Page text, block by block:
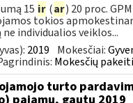
15 ir (ar) 20 proc.
tokios
individualios veiklos...
2019 Mokesčiai:
Mokesčių
turto
pajamų, gautų 2019